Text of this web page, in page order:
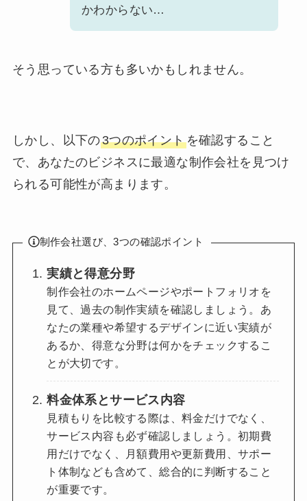
かわからない…
そう思っている方も多いかもしれません。
しかし、以下の3つのポイントを確認すること
で、あなたのビジネスに最適な制作会社を見つけ
られる可能性が高まります。
制作会社選び、3つの確認ポイント
実績と得意分野
制作会社のホームページやポートフォリオを
見て、過去の制作実績を確認しましょう。あ
なたの業種や希望するデザインに近い実績が
あるか、得意な分野は何かをチェックするこ
とが大切です。
料金体系とサービス内容
見積もりを比較する際は、料金だけでなく、
サービス内容も必ず確認しましょう。初期費
用だけでなく、月額費用や更新費用、サポー
ト体制なども含めて、総合的に判断すること
が重要です。